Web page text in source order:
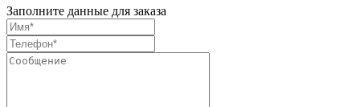
Заполните данные для заказа